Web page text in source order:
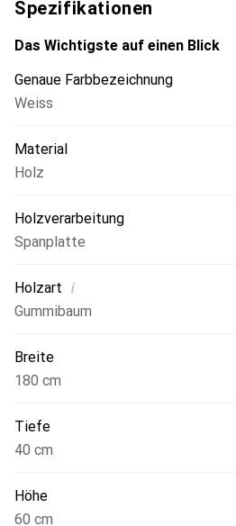
Spezifikationen
Das Wichtigste auf einen Blick
Genaue Farbbezeichnung
Weiss
Material
Holz
Holzverarbeitung
Spanplatte
Holzart i
Gummibaum
Breite
180 cm
Tiefe
40 cm
Höhe
60 cm